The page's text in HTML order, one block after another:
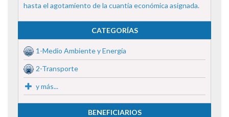
hasta el agotamiento de la cuantía económica asignada.
CATEGORÍAS
1-Medio Ambiente y Energía
2-Transporte
y más...
BENEFICIARIOS